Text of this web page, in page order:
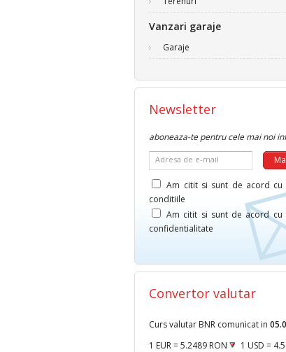
Vanzari garaje
Garaje
Newsletter
aboneaza-te pentru cele mai noi
Adresa de e-mail
Am citit si sunt de acord cu
conditiile
Am citit si sunt de acord cu
confidentialitate
Convertor valutar
Curs valutar BNR comunicat in
1 EUR = 5.2489 RON
1 USD =